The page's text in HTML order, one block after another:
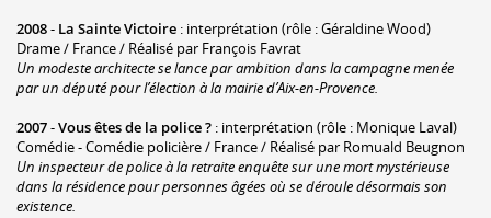
2008- La Sainte Victoire : interprétation (rôle : Géraldine Wood)
Drame / France / Réalisé par François Favrat
Un modeste architecte se lance par ambition dans la campagne menée
par un député pour l’élection à la mairie d’Aix-en-Provence.
2007-Vous êtes de la police ? : interprétation (rôle : Monique Laval)
Comédie - Comédie policière / France / Réalisé par Romuald Beugnon
Un inspecteur de police à la retraite enquête sur une mort mystérieuse
dans la résidence pour personnes âgées où se déroule désormais son
existence.